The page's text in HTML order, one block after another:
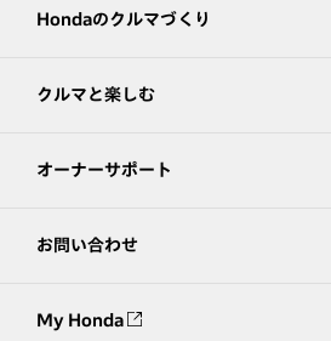
Hondaのクルマづくり
クルマと楽しむ
オーナーサポート
お問い合わせ
My Honda